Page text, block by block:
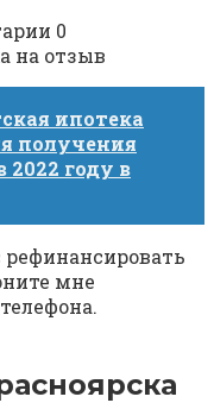
0
на отзыв
ипотека
получения
2022 году в
рефинансировать
мне